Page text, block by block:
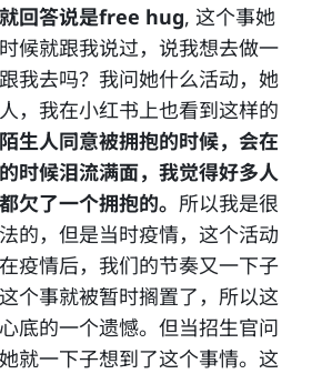
回答说是free hug, 这个事她
候就跟我说过，说我想去做一
我去吗？我问她什么活动，她
，我在小红书上也看到这样的
生人同意被拥抱的时候，会在
时候泪流满面，我觉得好多人
欠了一个拥抱的。 所以我是很
的，但是当时疫情，这个活动
疫情后，我们的节奏又一下子
个事就被暂时搁置了，所以这
底的一个遗憾。但当招生官问
就一下子想到了这个事情。这